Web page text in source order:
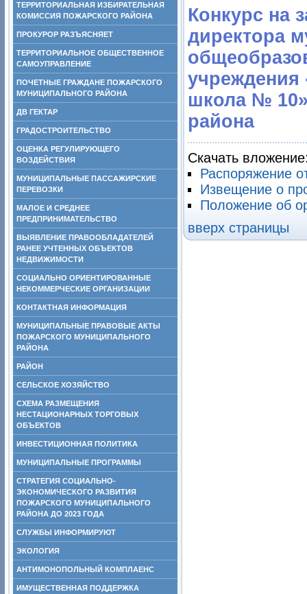
ТЕРРИТОРИАЛЬНАЯ ИЗБИРАТЕЛЬНАЯ
КОМИССИЯ ПОЖАРСКОГО РАЙОНА
ПРОКУРОР РАЗЪЯСНЯЕТ
ТЕРРИТОРИАЛЬНОЕ ОБЩЕСТВЕННОЕ
САМОУПРАВЛЕНИЕ
ПОЧЕТНЫЕ ГРАЖДАНЕ ПОЖАРСКОГО
МУНИЦИПАЛЬНОГО РАЙОНА
ДВ ГЕКТАР
ГРАДОСТРОИТЕЛЬСТВО
ОЦЕНКА РЕГУЛИРУЮЩЕГО
ВОЗДЕЙСТВИЯ
МУНИЦИПАЛЬНЫЕ ПАССАЖИРСКИЕ
ПЕРЕВОЗКИ
МАЛОЕ И СРЕДНЕЕ
ПРЕДПРИНИМАТЕЛЬСТВО
ВЫЯВЛЕНИЕ ПРАВООБЛАДАТЕЛЕЙ
РАНЕЕ УЧТЕННЫХ ОБЪЕКТОВ
НЕДВИЖИМОСТИ
СОЦИАЛЬНО ОРИЕНТИРОВАННЫЕ
НЕКОММЕРЧЕСКИЕ ОРГАНИЗАЦИИ
КОНТАКТНАЯ ИНФОРМАЦИЯ
МУНИЦИПАЛЬНЫЕ ПРАВОВЫЕ АКТЫ
ПОЖАРСКОГО МУНИЦИПАЛЬНОГО
РАЙОНА
РАЙОН
СЕЛЬСКОЕ ХОЗЯЙСТВО
СХЕМА РАЗМЕЩЕНИЯ
НЕСТАЦИОНАРНЫХ ТОРГОВЫХ
ОБЪЕКТОВ
ИНВЕСТИЦИОННАЯ ПОЛИТИКА
МУНИЦИПАЛЬНЫЕ ПРОГРАММЫ
СТРАТЕГИЯ СОЦИАЛЬНО-
ЭКОНОМИЧЕСКОГО РАЗВИТИЯ
ПОЖАРСКОГО МУНИЦИПАЛЬНОГО
РАЙОНА ДО 2023 ГОДА
СЛУЖБЫ ИНФОРМИРУЮТ
ЭКОЛОГИЯ
АНТИМОНОПОЛЬНЫЙ КОМПЛАЕНС
ИМУЩЕСТВЕННАЯ ПОДДЕРЖКА
Конкурс на
директора
учреждения
школа №
района
Скачать
Распоряжение
Извещение о
Положение об
вверх страницы